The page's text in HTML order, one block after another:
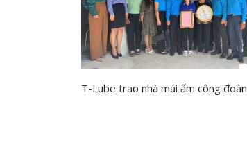
T-Lube trao nhà mái ấm công đoàn